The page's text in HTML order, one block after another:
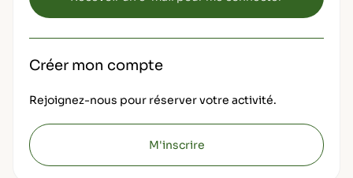
Créer mon compte
Rejoignez-nous pour réserver votre activité.
M'inscrire